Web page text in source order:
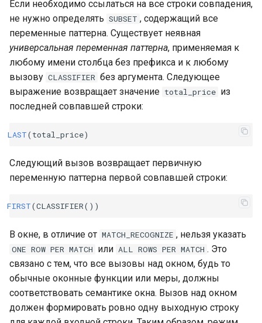
Если необходимо ссылаться на все строки совпадения,
не нужно определять SUBSET , содержащий все
переменные паттерна. Существует неявная
универсальная переменная паттерна, применяемая к
любому имени столбца без префикса и к любому
вызову CLASSIFIER без аргумента. Следующее
выражение возвращает значение total_price из
последней совпавшей строки:
LAST(total_price)
Следующий вызов возвращает первичную
переменную паттерна первой совпавшей строки:
FIRST(CLASSIFIER())
В окне, в отличие от MATCH_RECOGNIZE , нельзя указать
ONE ROW PER MATCH или ALL ROWS PER MATCH . Это
связано с тем, что все вызовы над окном, будь то
обычные оконные функции или меры, должны
соответствовать семантике окна. Вызов над окном
должен формировать ровно одну выходную строку